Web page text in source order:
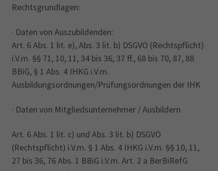
Rechtsgrundlagen:
· Daten von Auszubildenden:
Art. 6 Abs. 1 lit. e), ‎Abs. ‎‎3 lit. b) DSGVO (Rechtspflicht)
i.V.m. §§ 71, 10, 11, 34 bis 36, 37 ff., 68 bis 70, 87, 88
BBiG, § 1 Abs. 4 IHKG i.V.m.
Ausbildungsordnungen/Prüfungsordnungen der IHK
· Daten von Mitgliedsunternehmer / Ausbildern
Art. 6 Abs. 1 lit. c) und Abs. 3 lit. b) DSGVO
(Rechtspflicht) i.V.m. § 1 Abs. 4 IHKG i.V.m. §§ 10, 11,
27 bis 36, 76 Abs. 1 BBiG i.V.m. Art. 2 a BerBiRefG